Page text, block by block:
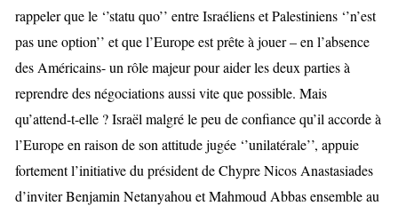
rappeler que le ‘’statu quo’’ entre Israéliens et Palestiniens ‘’n’est
pas une option’’ et que l’Europe est prête à jouer – en l’absence
des Américains- un rôle majeur pour aider les deux parties à
reprendre des négociations aussi vite que possible. Mais
qu’attend-t-elle ?Israël malgré le peu de confiance qu’il accorde à
l’Europe en raison de son attitude jugée ‘’unilatérale’’, appuie
fortement l’initiative du président de Chypre Nicos Anastasiades
d’inviter Benjamin Netanyahou et Mahmoud Abbas ensemble au